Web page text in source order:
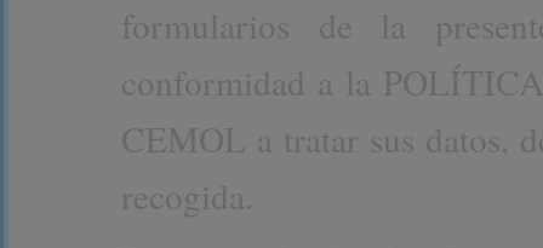
formularios de la
conformidad a la
CEMOL a tratar sus datos,
recogida.